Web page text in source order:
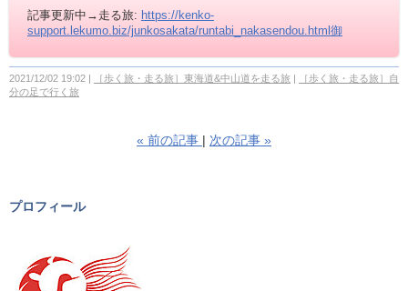
記事更新中→走る旅: https://kenko-
support.lekumo.biz/junkosakata/runtabi_nakasendou.html御
2021/12/02 19:02 ［歩く旅・走る旅］東海道&中山道を走る旅
［歩く旅・走る旅］自
分の足で行く旅
« 前の記事 次の記事 »
プロフィール